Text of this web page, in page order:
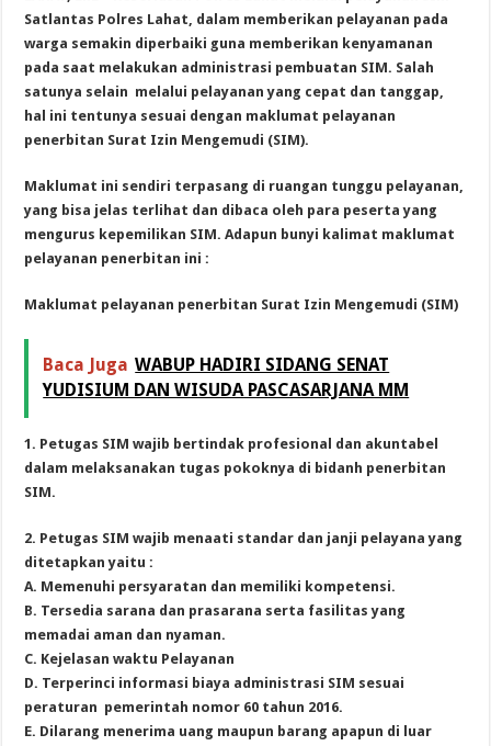
Satlantas Polres Lahat, dalam memberikan pelayanan pada
warga semakin diperbaiki guna memberikan kenyamanan
pada saat melakukan administrasi pembuatan SIM. Salah
satunya selain melalui pelayanan yang cepat dan tanggap,
hal ini tentunya sesuai dengan maklumat pelayanan
penerbitan Surat Izin Mengemudi (SIM).
Maklumat ini sendiri terpasang di ruangan tunggu pelayanan,
yang bisa jelas terlihat dan dibaca oleh para peserta yang
mengurus kepemilikan SIM. Adapun bunyi kalimat maklumat
pelayanan penerbitan ini :
Maklumat pelayanan penerbitan Surat Izin Mengemudi (SIM)
Baca Juga WABUP HADIRI SIDANG SENAT
YUDISIUM DAN WISUDA PASCASARJANA MM
1. Petugas SIM wajib bertindak profesional dan akuntabel
dalam melaksanakan tugas pokoknya di bidanh penerbitan
SIM.
2. Petugas SIM wajib menaati standar dan janji pelayana yang
ditetapkan yaitu :
A. Memenuhi persyaratan dan memiliki kompetensi.
B. Tersedia sarana dan prasarana serta fasilitas yang
memadai aman dan nyaman.
C. Kejelasan waktu Pelayanan
D. Terperinci informasi biaya administrasi SIM sesuai
peraturan pemerintah nomor 60 tahun 2016.
E. Dilarang menerima uang maupun barang apapun di luar